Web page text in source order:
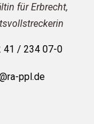
für Erbrecht,
41 / 234 07-0
ppl.de